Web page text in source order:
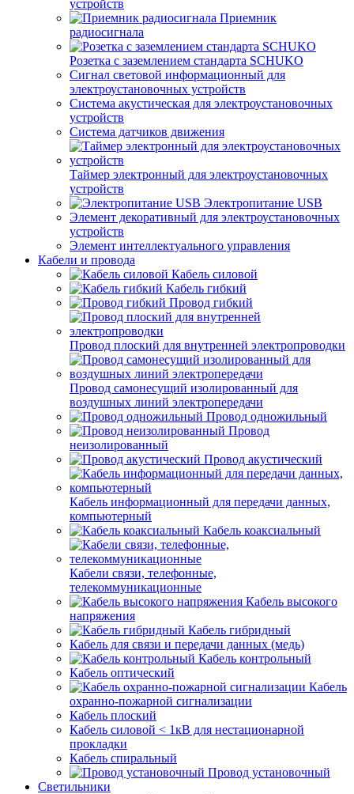
устройств
Приемник
радиосигнала
Розетка с заземлением стандарта SCHUKO
Сигнал световой информационный для
электроустановочных устройств
Система акустическая для электроустановочных
устройств
Система датчиков движения
Таймер электронный для электроустановочных
устройств
Электропитание USB
Элемент декоративный для электроустановочных
устройств
Элемент интеллектуального управления
Кабели и провода
Кабель силовой
Кабель гибкий
Провод гибкий
Провод плоский для внутренней электропроводки
Провод самонесущий изолированный для
воздушных линий электропередачи
Провод одножильный
Провод
неизолированный
Провод акустический
Кабель информационный для передачи данных,
компьютерный
Кабель коаксиальный
Кабели связи, телефонные,
телекоммуникационные
Кабель высокого
напряжения
Кабель гибридный
Кабель для связи и передачи данных (медь)
Кабель контрольный
Кабель оптический
Кабель
охранно-пожарной сигнализации
Кабель плоский
Кабель силовой < 1кВ для нестационарной
прокладки
Кабель спиральный
Провод установочный
Светильники